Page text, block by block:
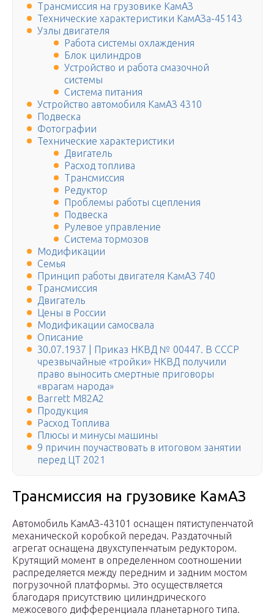
Трансмиссия на грузовике КамАЗ
Технические характеристики КамАЗа-45143
Узлы двигателя
Работа системы охлаждения
Блок цилиндров
Устройство и работа смазочной
системы
Система питания
Устройство автомобиля КамАЗ 4310
Подвеска
Фотографии
Технические характеристики
Двигатель
Расход топлива
Трансмиссия
Редуктор
Проблемы работы сцепления
Подвеска
Рулевое управление
Система тормозов
Модификации
Семья
Принцип работы двигателя КамАЗ 740
Трансмиссия
Двигатель
Цены в России
Модификации самосвала
Описание
30.07.1937 | Приказ НКВД № 00447. В СССР
чрезвычайные «тройки» НКВД получили
право выносить смертные приговоры
«врагам народа»
Barrett M82A2
Продукция
Расход Топлива
Плюсы и минусы машины
9 причин поучаствовать в итоговом занятии
перед ЦТ 2021
Трансмиссия на грузовике КамАЗ
Автомобиль КамАЗ-43101 оснащен пятиступенчатой
механической коробкой передач. Раздаточный
агрегат оснащена двухступенчатым редуктором.
Крутящий момент в определенном соотношении
распределяется между передним и задним мостом
погрузочной платформы. Это осуществляется
благодаря присутствию цилиндрического
межосевого дифференциала планетарного типа.